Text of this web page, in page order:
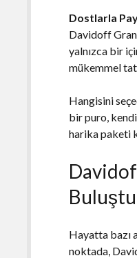
Dostlarla
Davidoff
yalnızca bir
mükemmel
Hangisini
bir puro,
harika paketi
Hayatta bazı
noktada,